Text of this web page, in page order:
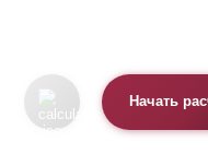
формируется цена и
детального расчета
нашим
Начать